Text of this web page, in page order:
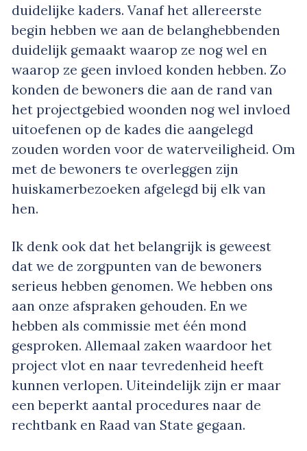
duidelijke kaders. Vanaf het allereerste
begin hebben we aan de belanghebbenden
duidelijk gemaakt waarop ze nog wel en
waarop ze geen invloed konden hebben. Zo
konden de bewoners die aan de rand van
het projectgebied woonden nog wel invloed
uitoefenen op de kades die aangelegd
zouden worden voor de waterveiligheid. Om
met de bewoners te overleggen zijn
huiskamerbezoeken afgelegd bij elk van
hen.
Ik denk ook dat het belangrijk is geweest
dat we de zorgpunten van de bewoners
serieus hebben genomen. We hebben ons
aan onze afspraken gehouden. En we
hebben als commissie met één mond
gesproken. Allemaal zaken waardoor het
project vlot en naar tevredenheid heeft
kunnen verlopen. Uiteindelijk zijn er maar
een beperkt aantal procedures naar de
rechtbank en Raad van State gegaan.